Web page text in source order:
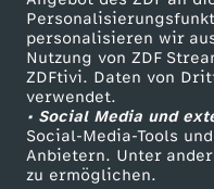
personalisieren wir
Nutzung von ZDF
ZDFtivi. Daten von
verwendet.
• Social Media und
Social-Media-Tools
Anbietern. Unter
zu ermöglichen.
r
t
e
TV-Programm
ZDF Unternehmen
Karriere